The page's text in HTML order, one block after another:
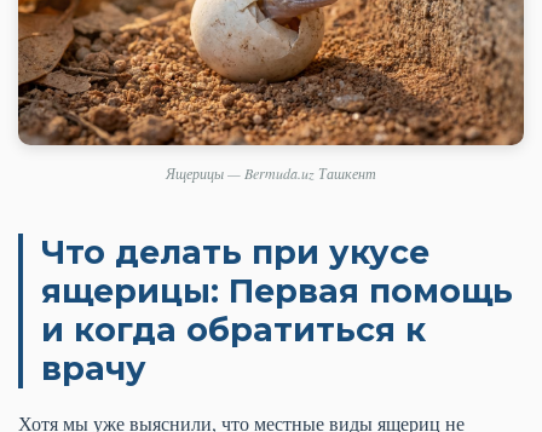
Ящерицы — Bermuda.uz Ташкент
Что делать при укусе
ящерицы: Первая помощь
и когда обратиться к
врачу
Хотя мы уже выяснили, что местные виды ящериц не